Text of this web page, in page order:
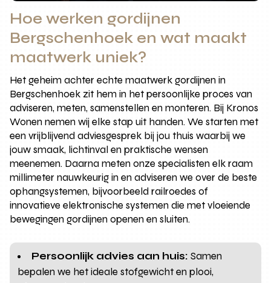
Hoe werken gordijnen
Bergschenhoek en wat maakt
maatwerk uniek?
Het geheim achter echte maatwerk gordijnen in
Bergschenhoek zit hem in het persoonlijke proces van
adviseren, meten, samenstellen en monteren. Bij Kronos
Wonen nemen wij elke stap uit handen. We starten met
een vrijblijvend adviesgesprek bij jou thuis waarbij we
jouw smaak, lichtinval en praktische wensen
meenemen. Daarna meten onze specialisten elk raam
millimeter nauwkeurig in en adviseren we over de beste
ophangsystemen, bijvoorbeeld railroedes of
innovatieve elektronische systemen die met vloeiende
bewegingen gordijnen openen en sluiten.
Persoonlijk advies aan huis: Samen
bepalen we het ideale stofgewicht en plooi,